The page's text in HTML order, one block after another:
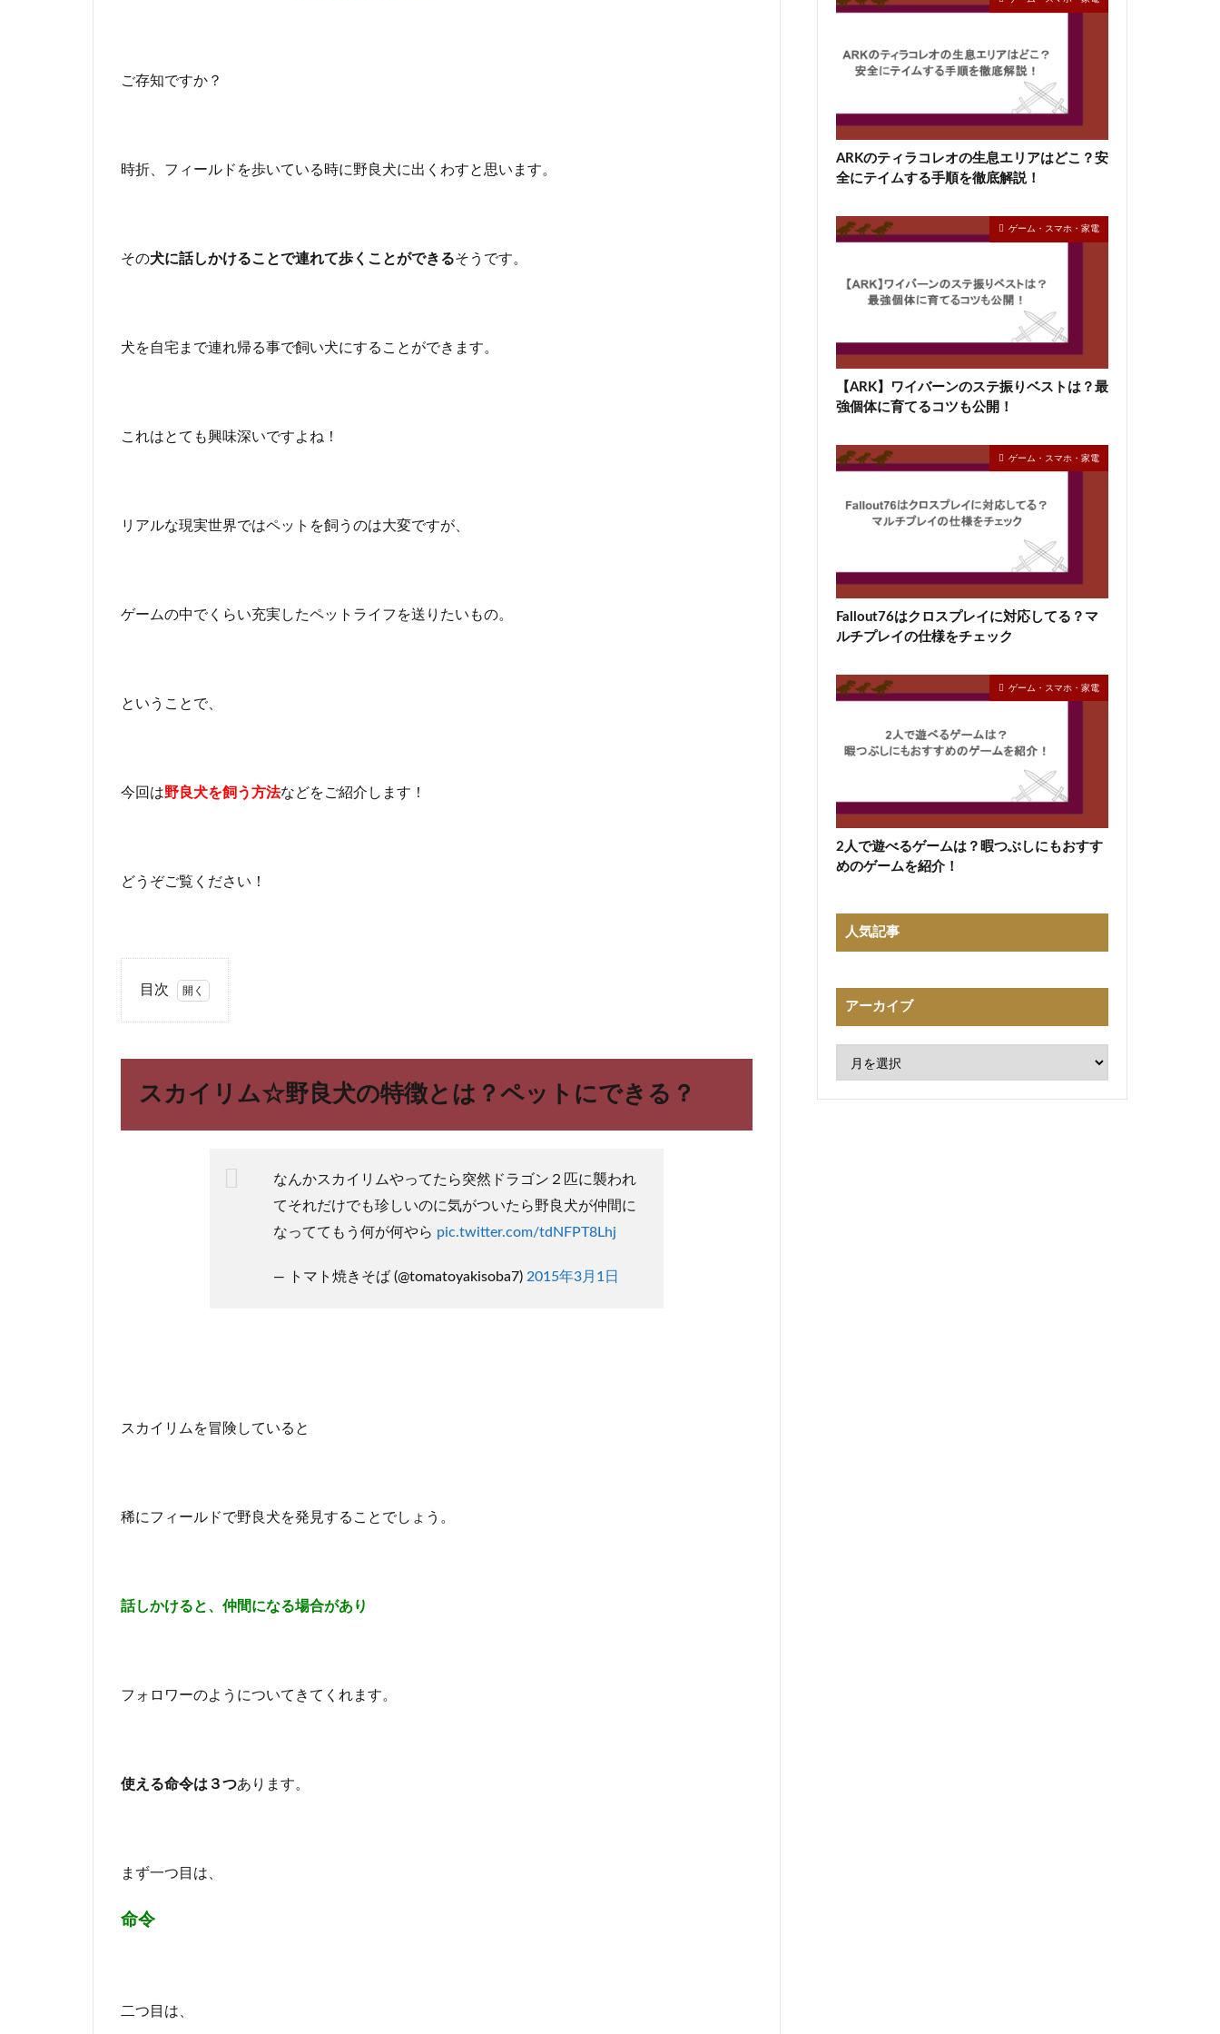
ご存知ですか？
時折、フィールドを歩いている時に野良犬に出くわすと思います。
その犬に話しかけることで連れて歩くことができるそうです。
犬を自宅まで連れ帰る事で飼い犬にすることができます。
これはとても興味深いですよね！
リアルな現実世界ではペットを飼うのは大変ですが、
ゲームの中でくらい充実したペットライフを送りたいもの。
ということで、
今回は野良犬を飼う方法などをご紹介します！
どうぞご覧ください！
目次
野良
特徴
い
野
な
良
い
って
い犬
スカイリム☆野良犬の特徴とは？ペットにできる？
なんかスカイリムやってたら突然ドラゴン２匹に襲われ
てそれだけでも珍しいのに気がついたら野良犬が仲間に
なっててもう何が何やら pic.twitter.com/tdNFPT8Lhj
— トマト焼きそば (@tomatoyakisoba7) 2015年3月1日
スカイリムを冒険していると
稀にフィールドで野良犬を発見することでしょう。
話しかけると、仲間になる場合があり
フォロワーのようについてきてくれます。
使える命令は３つあります。
まず一つ目は、
命令
二つ目は、
ARKのティラコレオの生息エリアはどこ？安
全にテイムする手順を徹底解説！
ゲーム・スマホ・家電
【ARK】ワイバーンのステ振りベストは？最
強個体に育てるコツも公開！
ゲーム・スマホ・家電
Fallout76はクロスプレイに対応してる？マ
ルチプレイの仕様をチェック
ゲーム・スマホ・家電
2人で遊べるゲームは？暇つぶしにもおすす
めのゲームを紹介！
人気記事
アーカイブ